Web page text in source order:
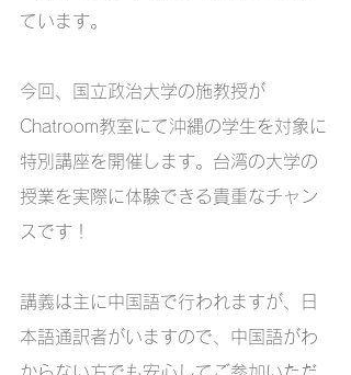
ています。
今回、国立政治大学の施教授が
Chatroom教室にて沖縄の学生を対象に
特別講座を開催します。台湾の大学の
授業を実際に体験できる貴重なチャン
スです！
講義は主に中国語で行われますが、日
本語通訳者がいますので、中国語がわ